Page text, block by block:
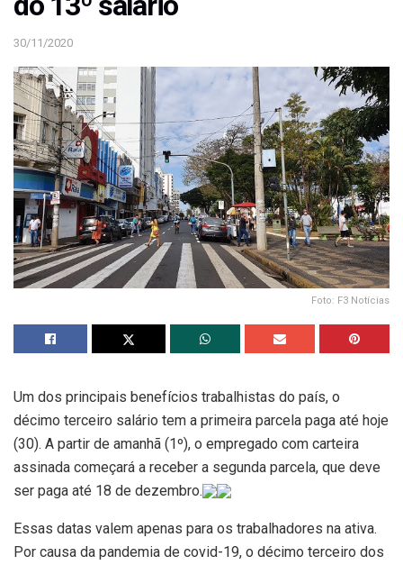
30/11/2020
Foto: F3 Notícias
Um dos principais benefícios trabalhistas do país, o
décimo terceiro salário tem a primeira parcela paga até hoje
(30). A partir de amanhã (1º), o empregado com carteira
assinada começará a receber a segunda parcela, que deve
ser paga até 18 de dezembro.
Essas datas valem apenas para os trabalhadores na ativa.
Por causa da pandemia de covid-19, o décimo terceiro dos